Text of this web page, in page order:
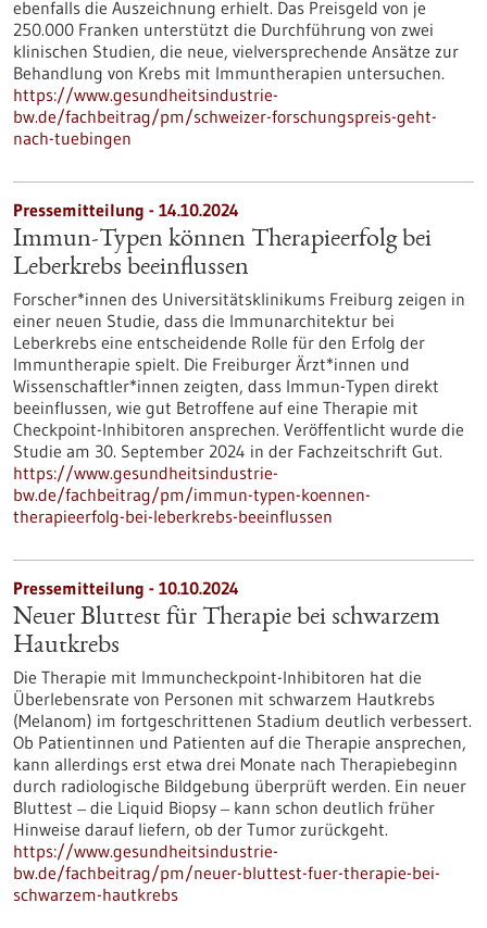
ebenfalls die Auszeichnung erhielt. Das Preisgeld von je
250.000 Franken unterstützt die Durchführung von zwei
klinischen Studien, die neue, vielversprechende Ansätze zur
Behandlung von Krebs mit Immuntherapien untersuchen.
https://www.gesundheitsindustrie-
bw.de/fachbeitrag/pm/schweizer-forschungspreis-geht-
nach-tuebingen
Pressemitteilung - 14.10.2024
Immun-Typen können Therapieerfolg bei
Leberkrebs beeinflussen
Forscher*innen des Universitätsklinikums Freiburg zeigen in
einer neuen Studie, dass die Immunarchitektur bei
Leberkrebs eine entscheidende Rolle für den Erfolg der
Immuntherapie spielt. Die Freiburger Ärzt*innen und
Wissenschaftler*innen zeigten, dass Immun-Typen direkt
beeinflussen, wie gut Betroffene auf eine Therapie mit
Checkpoint-Inhibitoren ansprechen. Veröffentlicht wurde die
Studie am 30. September 2024 in der Fachzeitschrift Gut.
https://www.gesundheitsindustrie-
bw.de/fachbeitrag/pm/immun-typen-koennen-
therapieerfolg-bei-leberkrebs-beeinflussen
Pressemitteilung - 10.10.2024
Neuer Bluttest für Therapie bei schwarzem
Hautkrebs
Die Therapie mit Immuncheckpoint-Inhibitoren hat die
Überlebensrate von Personen mit schwarzem Hautkrebs
(Melanom) im fortgeschrittenen Stadium deutlich verbessert.
Ob Patientinnen und Patienten auf die Therapie ansprechen,
kann allerdings erst etwa drei Monate nach Therapiebeginn
durch radiologische Bildgebung überprüft werden. Ein neuer
Bluttest ‒ die Liquid Biopsy ‒ kann schon deutlich früher
Hinweise darauf liefern, ob der Tumor zurückgeht.
https://www.gesundheitsindustrie-
bw.de/fachbeitrag/pm/neuer-bluttest-fuer-therapie-bei-
schwarzem-hautkrebs